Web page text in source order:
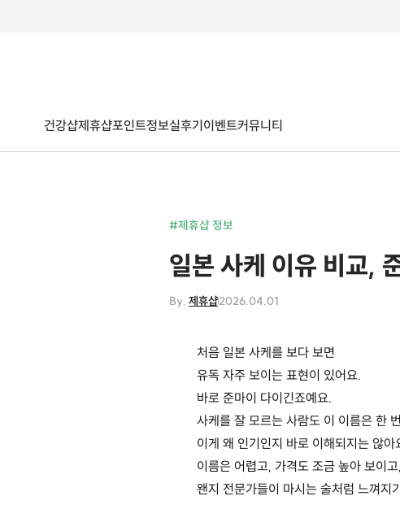
건강샵제휴샵포인트정보실후기이벤트커뮤니티
#제휴샵 정보
일본 사케 이유 비교,
By. 제휴샵2026.04.01
처음 일본 사케를 보다 보면
유독 자주 보이는 표현이 있어요.
바로 준마이 다이긴죠예요.
사케를 잘 모르는 사람도 이 이름은 한
이게 왜 인기인지 바로 이해되지는 않아
이름은 어렵고, 가격도 조금 높아 보이고,
왠지 전문가들이 마시는 술처럼 느껴지